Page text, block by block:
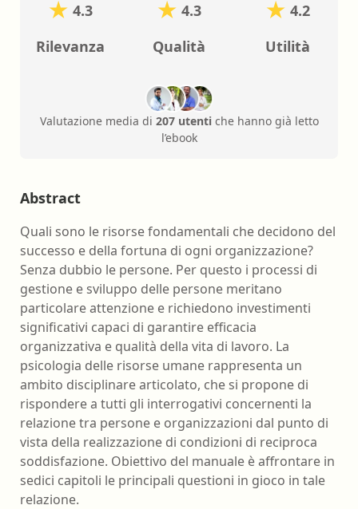
4.3
Rilevanza
4.3
Qualità
4.2
Utilità
Valutazione media di 207 utentiche hanno già letto
l’ebook
Abstract
Quali sono le risorse fondamentali che decidono del
successo e della fortuna di ogni organizzazione?
Senza dubbio le persone. Per questo i processi di
gestione e sviluppo delle persone meritano
particolare attenzione e richiedono investimenti
significativi capaci di garantire efficacia
organizzativa e qualità della vita di lavoro. La
psicologia delle risorse umane rappresenta un
ambito disciplinare articolato, che si propone di
rispondere a tutti gli interrogativi concernenti la
relazione tra persone e organizzazioni dal punto di
vista della realizzazione di condizioni di reciproca
soddisfazione. Obiettivo del manuale è affrontare in
sedici capitoli le principali questioni in gioco in tale
relazione.